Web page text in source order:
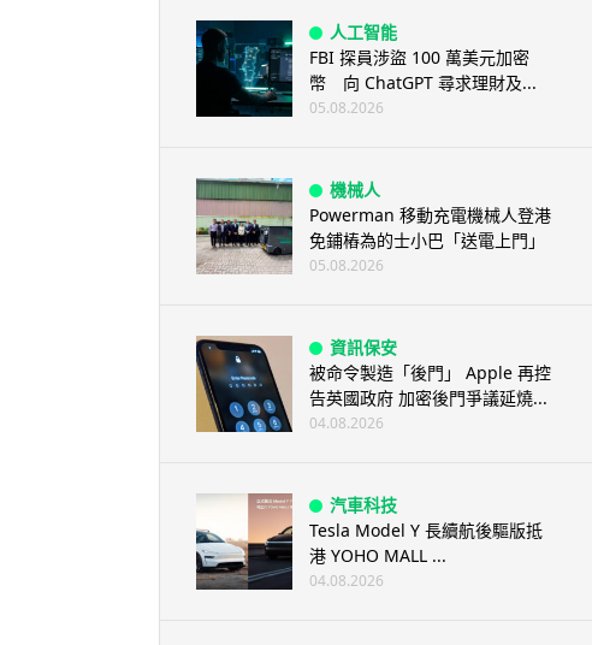
人工智能
FBI 探員涉盜 100 萬美元加密
幣 向 ChatGPT 尋求理財及...
05.08.2026
機械人
Powerman 移動充電機械人登港
免鋪樁為的士小巴「送電上門」
05.08.2026
資訊保安
被命令製造「後門」 Apple 再控
告英國政府 加密後門爭議延燒...
04.08.2026
汽車科技
Tesla Model Y 長續航後驅版抵
港 YOHO MALL ...
04.08.2026